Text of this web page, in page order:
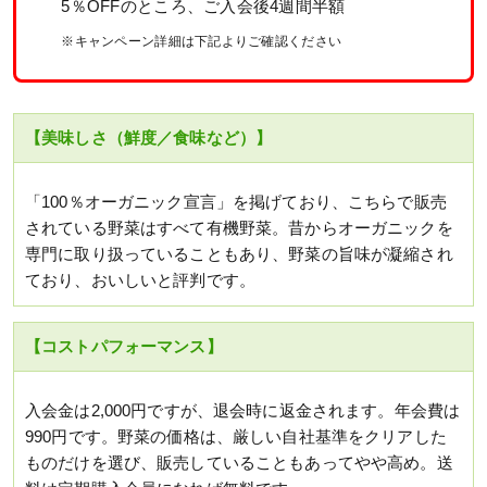
5％OFFのところ、ご入会後4週間半額
※キャンペーン詳細は下記よりご確認ください
【美味しさ（鮮度／食味など）】
「100％オーガニック宣言」を掲げており、こちらで販売
されている野菜はすべて有機野菜。昔からオーガニックを
専門に取り扱っていることもあり、野菜の旨味が凝縮され
ており、おいしいと評判です。
【コストパフォーマンス】
入会金は2,000円ですが、退会時に返金されます。年会費は
990円です。野菜の価格は、厳しい自社基準をクリアした
ものだけを選び、販売していることもあってやや高め。送